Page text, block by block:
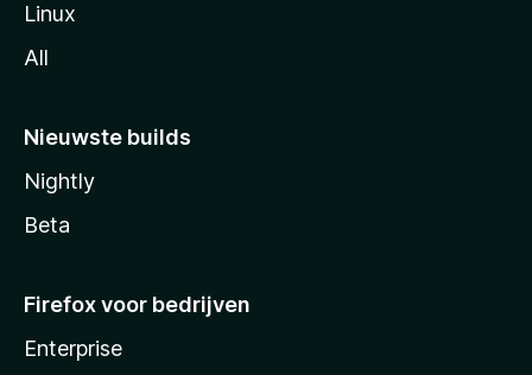
Linux
All
Nieuwste builds
Nightly
Beta
Firefox voor bedrijven
Enterprise